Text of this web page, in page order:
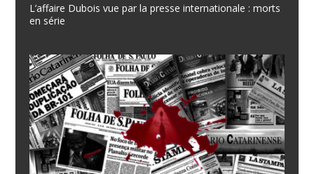
L’affaire Dubois vue par la presse internationale : morts
en série